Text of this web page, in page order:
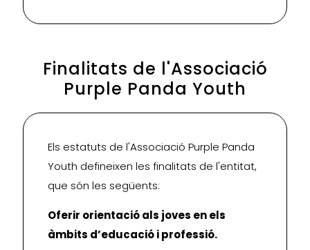
Finalitats de l'Associació
Purple Panda Youth
Els estatuts de l'Associació Purple Panda
Youth defineixen les finalitats de l'entitat,
que són les següents:
Oferir orientació als joves en els
àmbits d’educació i professió.